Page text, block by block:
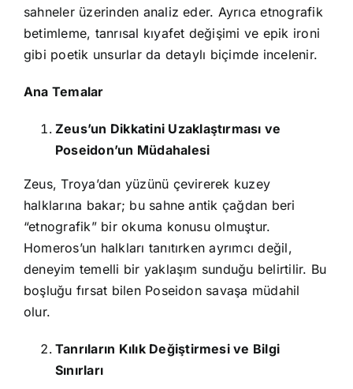
sahneler üzerinden analiz eder. Ayrıca etnografik
betimleme, tanrısal kıyafet değişimi ve epik ironi
gibi poetik unsurlar da detaylı biçimde incelenir.
Ana Temalar
Zeus’un Dikkatini Uzaklaştırması ve
Poseidon’un Müdahalesi
Zeus, Troya’dan yüzünü çevirerek kuzey
halklarına bakar; bu sahne antik çağdan beri
“etnografik” bir okuma konusu olmuştur.
Homeros’un halkları tanıtırken ayrımcı değil,
deneyim temelli bir yaklaşım sunduğu belirtilir. Bu
boşluğu fırsat bilen Poseidon savaşa müdahil
olur.
Tanrıların Kılık Değiştirmesi ve Bilgi
Sınırları